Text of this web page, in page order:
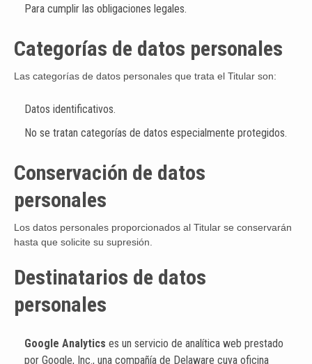
Para cumplir las obligaciones legales.
Categorías de datos personales
Las categorías de datos personales que trata el Titular son:
Datos identificativos.
No se tratan categorías de datos especialmente protegidos.
Conservación de datos
personales
Los datos personales proporcionados al Titular se conservarán
hasta que solicite su supresión.
Destinatarios de datos
personales
Google Analytics es un servicio de analítica web prestado
por Google, Inc., una compañía de Delaware cuya oficina